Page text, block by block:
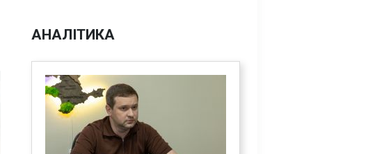
АНАЛІТИКА